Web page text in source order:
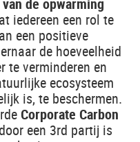
iedereen een rol te
een positieve
de hoeveelheid
te verminderen en
ecosysteem
is, te beschermen.
Corporate Carbon
een 3rd partij is